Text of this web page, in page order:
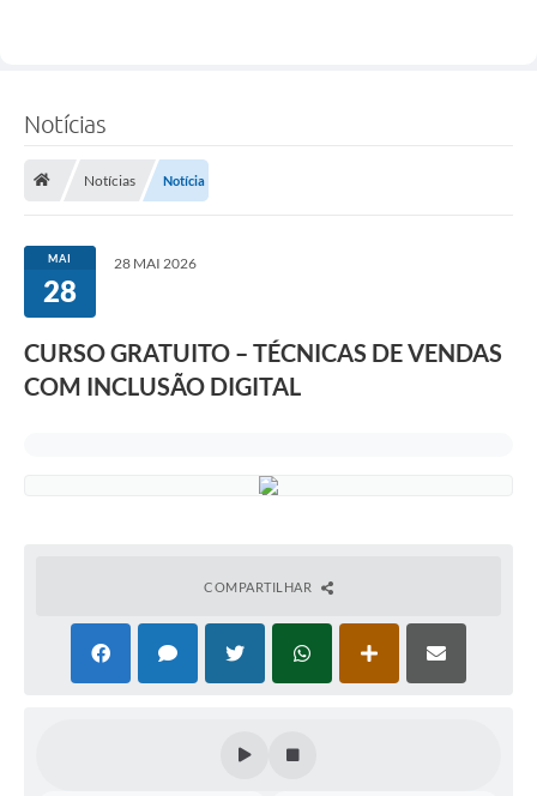
Notícias
Notícias Notícia
MAI
28
28 MAI 2026
CURSO GRATUITO – TÉCNICAS DE VENDAS
COM INCLUSÃO DIGITAL
COMPARTILHAR